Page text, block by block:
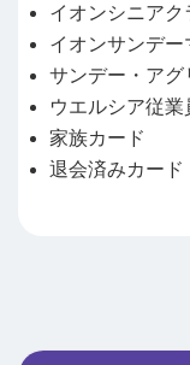
イオンシニアク
イオンサンデー
サンデー・アグ
ウエルシア従業
家族カード
退会済みカード